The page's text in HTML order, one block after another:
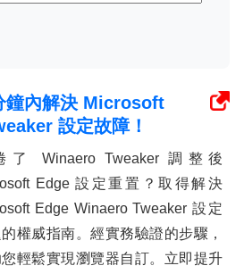
鐘內解決 Microsoft
設定故障！
了 Winaero Tweaker 調整後
Edge 設定重置？取得解決
Edge Winaero Tweaker 設定
權威指南。經實務驗證的步驟，
輕鬆實現瀏覽器自訂。立即提升